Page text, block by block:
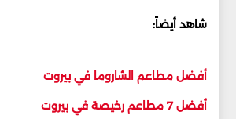
شاهد أيضاً:
أفضل مطاعم الشاروما في بيروت
أفضل 7 مطاعم رخيصة في بيروت